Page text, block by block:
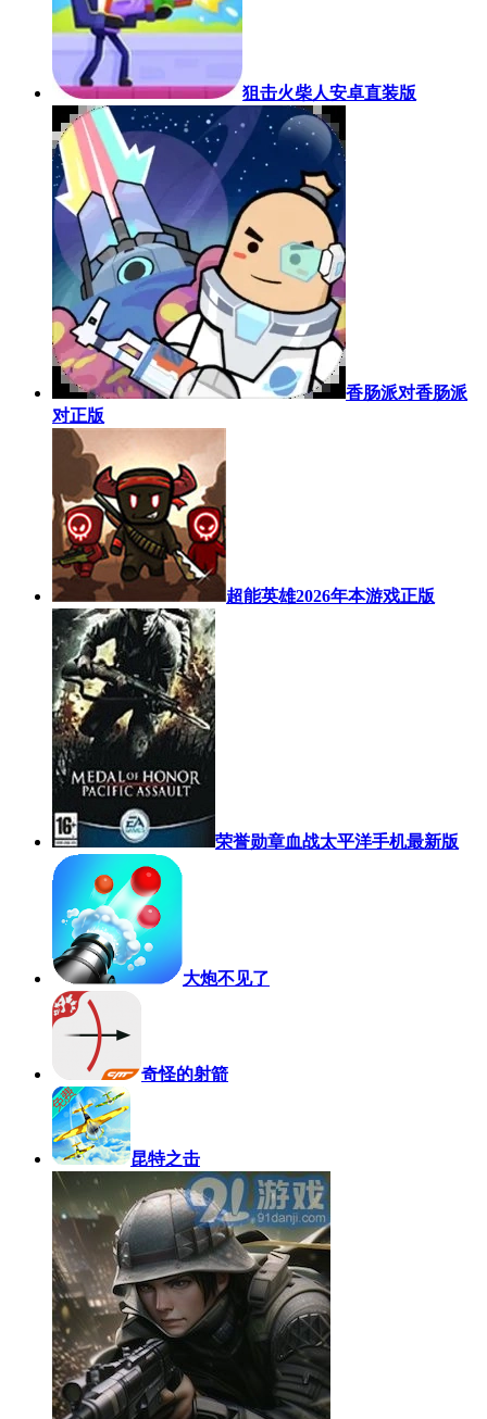
狙击火柴人安卓直装版
香肠派对香肠派
对正版
超能英雄2026年本游戏正版
荣誉勋章血战太平洋手机最新版
大炮不见了
奇怪的射箭
昆特之击